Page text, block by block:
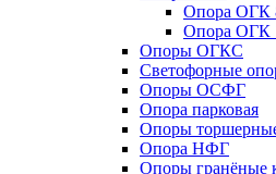
Опора ОГК
Опора ОГК
Опоры ОГКС
Светофорные
Опоры ОСФГ
Опора парковая
Опоры
Опора НФГ
Опоры гранёные